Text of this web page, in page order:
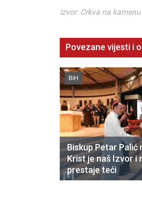
Izvor: Crkva na kamenu
Povezane vijesti i
BiH
Biskup Petar Palić
Krist je naš Izvor i
prestaje teći